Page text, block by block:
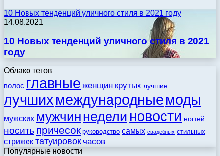
10 Новых тенденций уличного стиля в 2021 году
14.08.2021
10 Новых тенденций уличного стиля в 2021
году
Облако тегов
волос главные женщин крутых лучшие
лучших международные моды
мужских мужчин недели новости ногтей
носить причесок руководство самых свадебных стильных
стрижек татуировок часов
Популярные новости